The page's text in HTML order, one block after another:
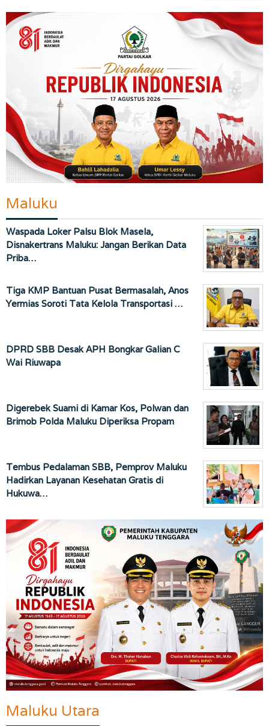
Maluku
Waspada Loker Palsu Blok Masela,
Disnakertrans Maluku: Jangan Berikan Data
Priba…
Tiga KMP Bantuan Pusat Bermasalah, Anos
Yermias Soroti Tata Kelola Transportasi …
DPRD SBB Desak APH Bongkar Galian C
Wai Riuwapa
Digerebek Suami di Kamar Kos, Polwan dan
Brimob Polda Maluku Diperiksa Propam
Tembus Pedalaman SBB, Pemprov Maluku
Hadirkan Layanan Kesehatan Gratis di
Hukuwa…
Maluku Utara